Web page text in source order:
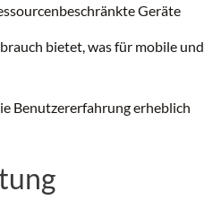
Geräte
bietet, was für mobile und
Benutzererfahrung erheblich